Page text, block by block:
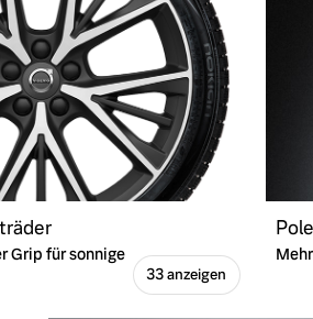
Grip für sonnige
33 anzeigen